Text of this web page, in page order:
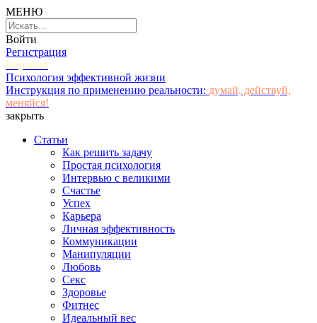
МЕНЮ
Войти
Регистрация
Корзина
Психология эффективной жизни
Инструкция по применению реальности: думай, действуй,
меняйся!
закрыть
Статьи
Как решить задачу
Простая психология
Интервью с великими
Счастье
Успех
Карьера
Личная эффективность
Коммуникации
Манипуляции
Любовь
Секс
Здоровье
Фитнес
Идеальный вес